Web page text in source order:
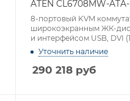
ATEN CL6708MW-
8-портовый KVM
широкоэкранным ЖК-
и интерфейсом USB, DVI
1080)
Уточнить наличие
290 218руб